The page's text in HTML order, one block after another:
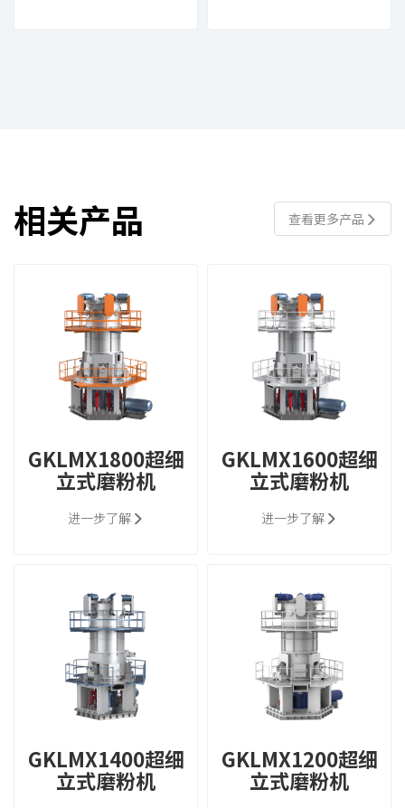
相关产品 查看更多产品
GKLMX1800超细
立式磨粉机
进一步了解
GKLMX1600超细
立式磨粉机
进一步了解
GKLMX1400超细
立式磨粉机
GKLMX1200超细
立式磨粉机